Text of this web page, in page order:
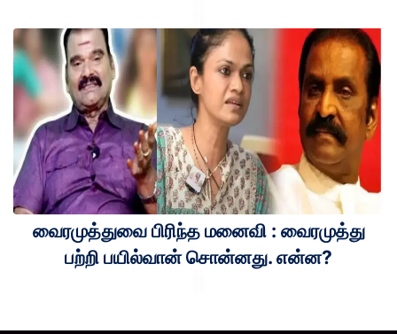
வைரமுத்துவை பிரிந்த மனைவி : வைரமுத்து
பற்றி பயில்வான் சொன்னது. என்ன?